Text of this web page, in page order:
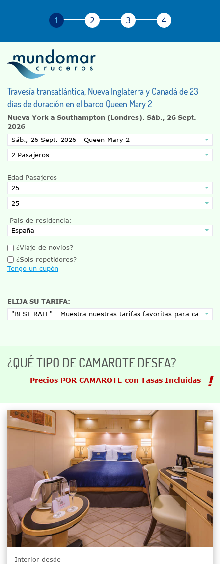
Travesía transatlántica, Nueva Inglaterra y Canadá de 23
días de duración en el barco Queen Mary 2
Nueva York a Southampton (Londres). Sáb., 26 Sept.
2026
Edad Pasajeros
Pais de residencia:
¿Viaje de novios?
¿Sois repetidores?
Tengo un cupón
ELIJA SU TARIFA:
¿QUÉ TIPO DE CAMAROTE DESEA?
Precios POR CAMAROTE con Tasas Incluidas
Interior desde